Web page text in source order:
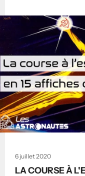
6 juillet 2020
LA COURSE À